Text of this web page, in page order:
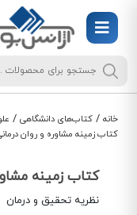
خانه / کتاب‌های دانشگاهی /
کتاب زمینه مشاوره و روان
کتاب زمینه
نظریه تحقیق و درمان